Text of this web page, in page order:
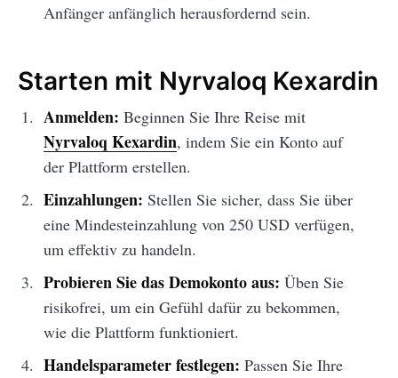
Anfänger anfänglich herausfordernd sein.
Starten mit Nyrvaloq Kexardin
Anmelden: Beginnen Sie Ihre Reise mit
Nyrvaloq Kexardin, indem Sie ein Konto auf
der Plattform erstellen.
Einzahlungen: Stellen Sie sicher, dass Sie über
eine Mindesteinzahlung von 250 USD verfügen,
um effektiv zu handeln.
Probieren Sie das Demokonto aus: Üben Sie
risikofrei, um ein Gefühl dafür zu bekommen,
wie die Plattform funktioniert.
Handelsparameter festlegen: Passen Sie Ihre